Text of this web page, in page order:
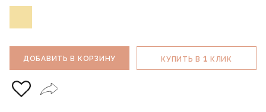
ДОБАВИТЬ В КОРЗИНУ КУПИТЬ В 1 КЛИК